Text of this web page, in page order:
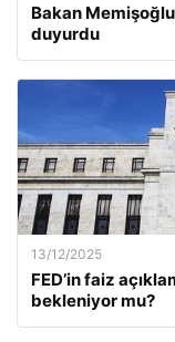
Bakan
duyurdu
13/12/2025
FED’in faiz
bekleniyor mu?